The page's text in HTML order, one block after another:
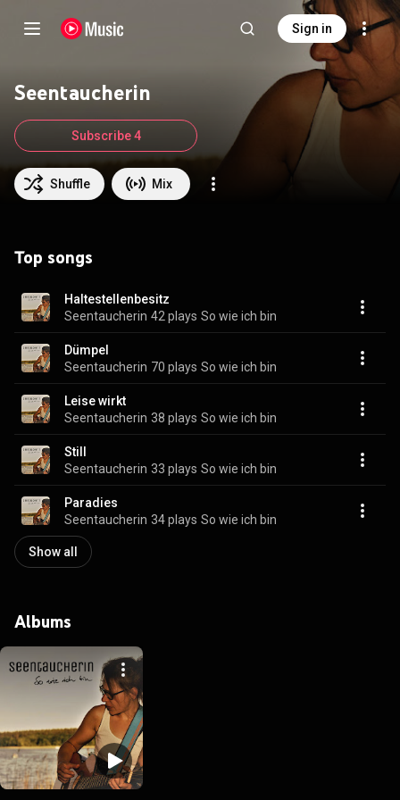
Sign in
Seentaucherin
Shuffle Mix
Subscribe 4
Top songs
Haltestellenbesitz
Seentaucherin 42 plays So wie ich bin
Dümpel
Seentaucherin 70 plays So wie ich bin
Leise wirkt
Seentaucherin 38 plays So wie ich bin
Still
Seentaucherin 33 plays So wie ich bin
Paradies
Seentaucherin 34 plays So wie ich bin
Show all
Albums